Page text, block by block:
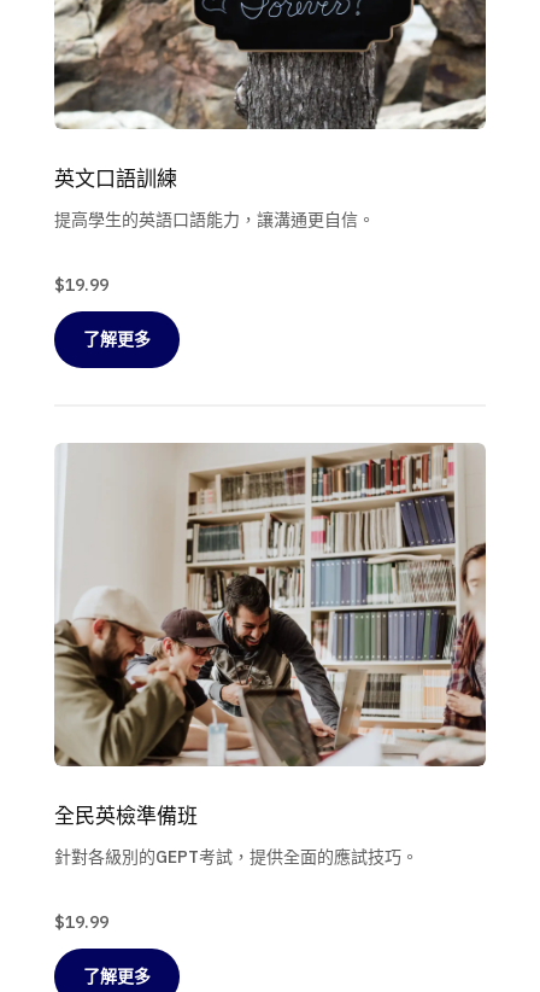
英文口語訓練
提高學生的英語口語能力，讓溝通更自信。
$19.99
了解更多
全民英檢準備班
針對各級別的GEPT考試，提供全面的應試技巧。
$19.99
了解更多